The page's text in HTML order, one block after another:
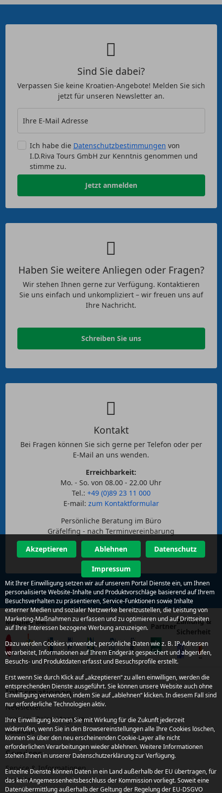
Sind Sie dabei?
Verpassen Sie keine Kroatien-Angebote! Melden Sie sich
jetzt für unseren Newsletter an.
Ihre E-Mail Adresse
Ich habe die Datenschutzbestimmungen von
I.D.Riva Tours GmbH zur Kenntnis genommen und
stimme zu.
Jetzt anmelden
Haben Sie weitere Anliegen oder Fragen?
Wir stehen Ihnen gerne zur Verfügung. Kontaktieren
Sie uns einfach und unkompliziert – wir freuen uns auf
Ihre Nachricht.
Schreiben Sie uns
Kontakt
Bei Fragen können Sie sich gerne per Telefon oder per
E-Mail an uns wenden.
Erreichbarkeit:
Mo. - So. von 08.00 - 22.00 Uhr
Tel.: +49 (0)89 23 11 000
E-mail: zum Kontaktformular
Persönliche Beratung im Büro
Gräfelfing - nach Terminvereinbarung
Mitglied bei Partner
Zahlung &
Sicherheit
Informationen
Newsletter
Kroatien Reise-Magazin
Kataloge
Services
Service & Informationen
Kontakt
Akzeptieren Ablehnen Datenschutz
Impressum
Mit Ihrer Einwilligung setzen wir auf unserem Portal Dienste ein, um Ihnen
personalisierte Website-Inhalte und Produktvorschläge basierend auf Ihrem
Besuchsverhalten zu präsentieren, Service-Funktionen sowie Inhalte
externer Medien und sozialer Netzwerke bereitzustellen, die Leistung von
Marketing-Maßnahmen zu erfassen und zu optimieren und auf Drittseiten
auf Ihre Interessen bezogene Werbung anzuzeigen.
Dazu werden Cookies verwendet, persönliche Daten wie z. B. IP-Adressen
verarbeitet, Informationen auf Ihrem Endgerät gespeichert und abgerufen,
Besuchs- und Produktdaten erfasst und Besuchsprofile erstellt.
Erst wenn Sie durch Klick auf „akzeptieren“ zu allen einwilligen, werden die
entsprechenden Dienste ausgeführt. Sie können unsere Website auch ohne
Einwilligung verwenden, indem Sie auf „ablehnen“ klicken. In diesem Fall sind
nur erforderliche Technologien aktiv.
Ihre Einwilligung können Sie mit Wirkung für die Zukunft jederzeit
widerrufen, wenn Sie in den Browsereinstellungen alle Ihre Cookies löschen,
können Sie über den neu erscheinenden Cookie-Layer alle nicht
erforderlichen Verarbeitungen wieder ablehnen. Weitere Informationen
stehen Ihnen in unserer Datenschutzerklärung zur Verfügung.
Einzelne Dienste können Daten in ein Land außerhalb der EU übertragen, für
das kein Angemessenheitsbeschluss der Kommission vorliegt. Soweit eine
Datenübermittlung außerhalb der Geltung der Regelung der EU-DSGVO